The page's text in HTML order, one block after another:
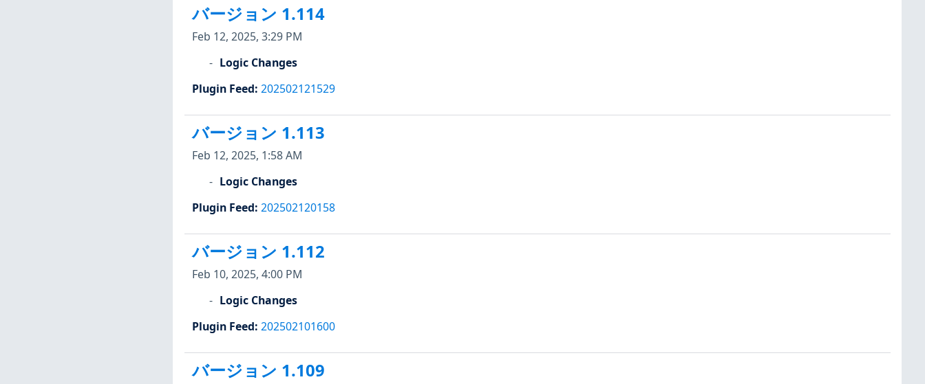
バージョン 1.114
Feb 12, 2025, 3:29 PM
Logic Changes
Plugin Feed: 202502121529
バージョン 1.113
Feb 12, 2025, 1:58 AM
Logic Changes
Plugin Feed: 202502120158
バージョン 1.112
Feb 10, 2025, 4:00 PM
Logic Changes
Plugin Feed: 202502101600
バージョン 1.109